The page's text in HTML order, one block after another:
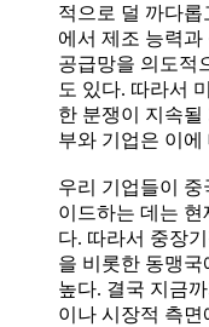
적으로 덜 까다
에서 제조 능력
공급망을 의도적
도 있다. 따라서
한 분쟁이 지속
부와 기업은 이
우리 기업들이 중
이드하는 데는
다. 따라서 중장
을 비롯한 동맹국
높다. 결국 지금
이나 시장적 측